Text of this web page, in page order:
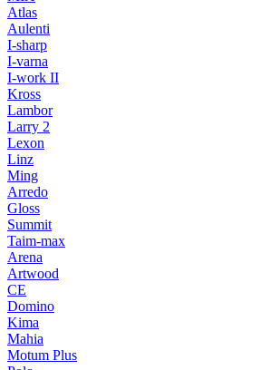
Atlas
Aulenti
I-sharp
I-varna
I-work II
Kross
Lambor
Larry 2
Lexon
Linz
Ming
Arredo
Gloss
Summit
Taim-max
Arena
Artwood
CE
Domino
Kima
Mahia
Motum Plus